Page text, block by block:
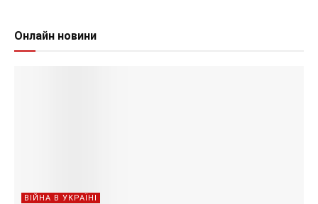
Онлайн новини
ВІЙНА В УКРАЇНІ